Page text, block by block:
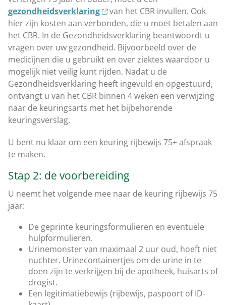
gezondheidsverklaring
van het CBR invullen. Ook
hier zijn kosten aan verbonden, die u moet betalen aan
het CBR. In de Gezondheidsverklaring beantwoordt u
vragen over uw gezondheid. Bijvoorbeeld over de
medicijnen die u gebruikt en over ziektes waardoor u
mogelijk niet veilig kunt rijden. Nadat u de
Gezondheidsverklaring heeft ingevuld en opgestuurd,
ontvangt u van het CBR binnen 4 weken een verwijzing
naar de keuringsarts met het bijbehorende
keuringsverslag.
U bent nu klaar om een keuring rijbewijs 75+ afspraak
te maken.
Stap 2: de voorbereiding
U neemt het volgende mee naar de keuring rijbewijs 75
jaar:
De geprinte keuringsformulieren en eventuele
hulpformulieren.
Urinemonster van maximaal 2 uur oud, hoeft niet
nuchter. Urinecontainertjes om de urine in te
doen zijn te verkrijgen bij de apotheek, huisarts of
drogist.
Een legitimatiebewijs (rijbewijs, paspoort of ID-